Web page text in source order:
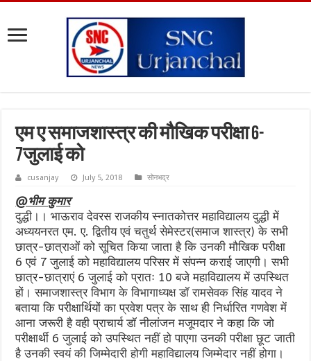
एम ए समाजशास्त्र की मौखिक परीक्षा 6-
7जुलाई को
cusanjay July 5, 2018 सोनभद्र
@भीम कुमार
दुद्धी।। भाऊराव देवरस राजकीय स्नातकोत्तर महाविद्यालय दुद्धी में
अध्ययनरत एम. ए. द्वितीय एवं चतुर्थ सेमेस्टर(समाज शास्त्र) के सभी
छात्र-छात्राओं को सूचित किया जाता है कि उनकी मौखिक परीक्षा
6 एवं 7 जुलाई को महाविद्यालय परिसर में संपन्न कराई जाएगी। सभी
छात्र-छात्राएं 6 जुलाई को प्रातः 10 बजे महाविद्यालय में उपस्थित
हों। समाजशास्त्र विभाग के विभागाध्यक्ष डॉ रामसेवक सिंह यादव ने
बताया कि परीक्षार्थियों का प्रवेश पत्र के साथ ही निर्धारित गणवेश में
आना जरूरी है वही प्राचार्य डॉ नीलांजन मजूमदार ने कहा कि जो
परीक्षार्थी 6 जुलाई को उपस्थित नहीं हो पाएगा उनकी परीक्षा छूट जाती
है उनकी स्वयं की जिम्मेदारी होगी महाविद्यालय जिम्मेदार नहीं होगा।